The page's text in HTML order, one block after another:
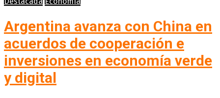
Argentina avanza con China en
acuerdos de cooperación e
inversiones en economía verde
y digital